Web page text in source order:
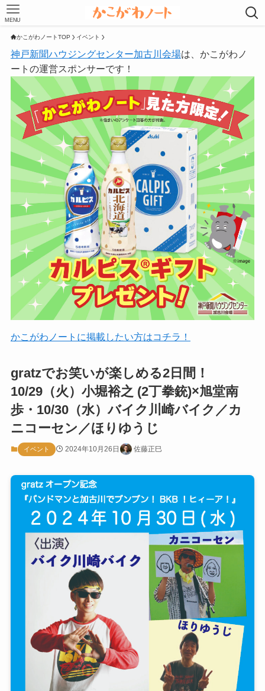
MENU
かこがわノートTOP イベント
神戸新聞ハウジングセンター加古川会場は、かこがわノ
ートの運営スポンサーです！
かこがわノートに掲載したい方はコチラ！
gratzでお笑いが楽しめる2日間！
10/29（火）小堀裕之 (2丁拳銃)×旭堂南
歩・10/30（水）バイク川崎バイク／カ
ニコーセン／ほりゆうじ
イベント 2024年10月26日 佐藤正巳